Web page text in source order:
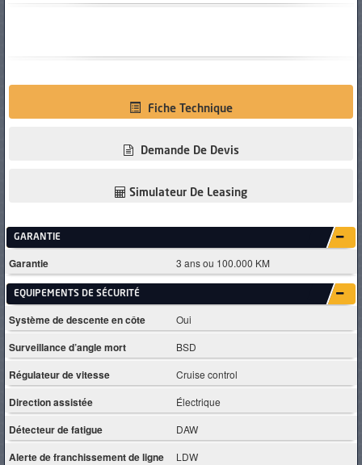
Fiche Technique
Demande De Devis
Simulateur De Leasing
GARANTIE
Garantie 3 ans ou 100.000 KM
EQUIPEMENTS DE SÉCURITÉ
Système de descente en côte Oui
Surveillance d’angle mort BSD
Régulateur de vitesse Cruise control
Direction assistée Électrique
Détecteur de fatigue DAW
Alerte de franchissement de ligne LDW